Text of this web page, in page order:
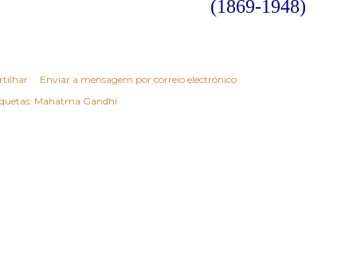
(1869-1948)
Enviar a mensagem por correio electrónico
Mahatma Gandhi